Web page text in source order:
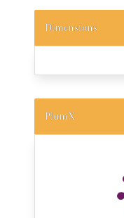
Dimensions
PlumX